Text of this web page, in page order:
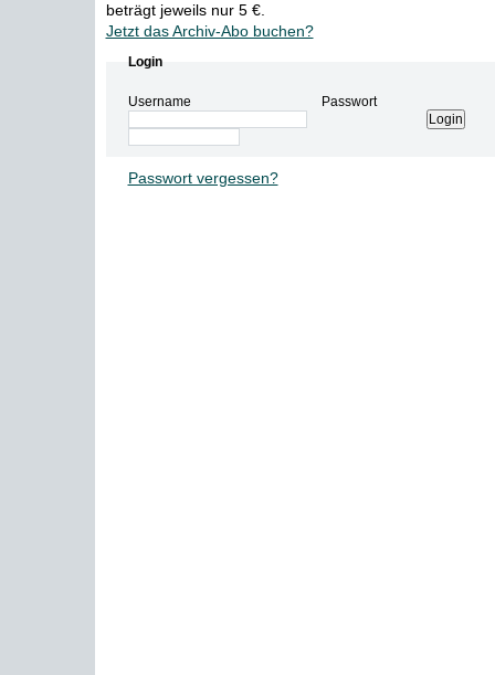
beträgt jeweils nur 5 €.
Jetzt das Archiv-Abo buchen?
Login
Username Passwort
Passwort vergessen?